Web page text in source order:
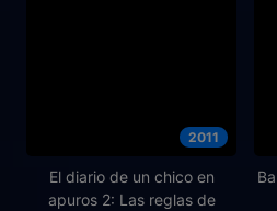
2011
El diario de un chico en
apuros 2: Las reglas de